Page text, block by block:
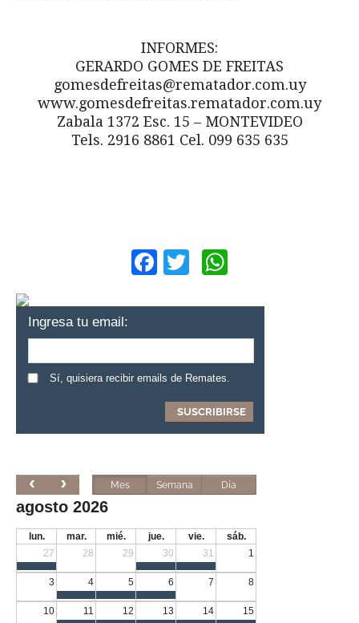
INFORMES:
GERARDO GOMES DE FREITAS
gomesdefreitas@rematador.com.uy
www.gomesdefreitas.rematador.com.uy
Zabala 1372 Esc. 15 – MONTEVIDEO
Tels. 2916 8861 Cel. 099 635 635
Facebook
Twitter
Ingresa tu email:
Sí, quisiera recibir emails de Remates.
Mes Semana Día
agosto 2026
lun. mar. mié. jue. vie.
sáb.
27
28 29 30 31 1
3 4 5 6 7 8
10 11 12 13 14 15